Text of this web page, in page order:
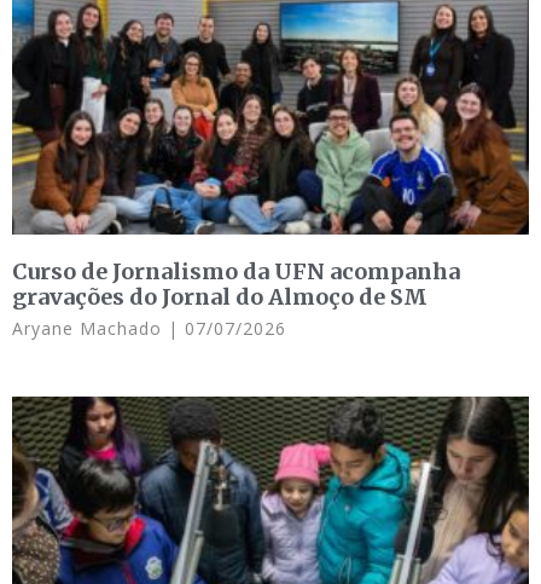
Curso de Jornalismo da UFN acompanha
gravações do Jornal do Almoço de SM
Aryane Machado 07/07/2026